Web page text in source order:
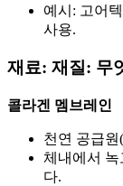
예시: 고어
사용.
재료: 재질: 무
콜라겐 멤브레인
천연 공급
체내에서 녹
다.